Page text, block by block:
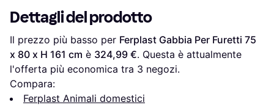
Dettagli del prodotto
Il prezzo più basso per Ferplast Gabbia Per Furetti 75
x 80 x H 161 cm è 324,99 €. Questa è attualmente
l'offerta più economica tra 3 negozi.
Compara:
Ferplast Animali domestici